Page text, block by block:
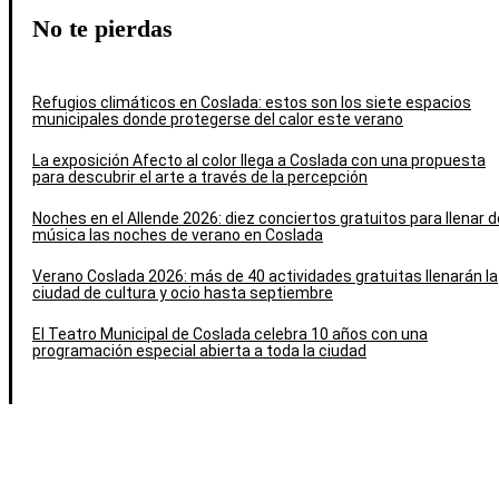
No te pierdas
Refugios climáticos en Coslada: estos son los siete espacios
municipales donde protegerse del calor este verano
La exposición Afecto al color llega a Coslada con una propuesta
para descubrir el arte a través de la percepción
Noches en el Allende 2026: diez conciertos gratuitos para llenar
música las noches de verano en Coslada
Verano Coslada 2026: más de 40 actividades gratuitas llenarán la
ciudad de cultura y ocio hasta septiembre
El Teatro Municipal de Coslada celebra 10 años con una
programación especial abierta a toda la ciudad